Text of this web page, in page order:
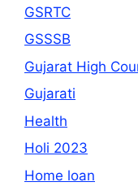
GSRTC
GSSSB
Gujarat High
Gujarati
Health
Holi 2023
Home loan